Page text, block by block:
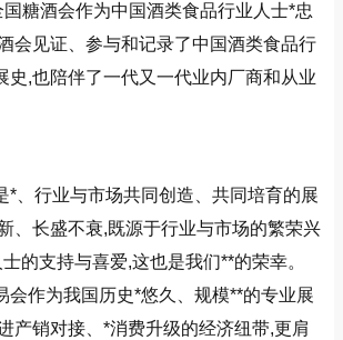
糖酒会作为中国酒类食品行业人士*忠
会见证、参与和记录了中国酒类食品行
史,也陪伴了一代又一代业内厂商和从业
*、行业与市场共同创造、共同培育的展
、长盛不衰,既源于行业与市场的繁荣兴
的支持与喜爱,这也是我们**的荣幸。
会作为我国历史*悠久、规模**的专业展
产销对接、*消费升级的经济纽带,更肩